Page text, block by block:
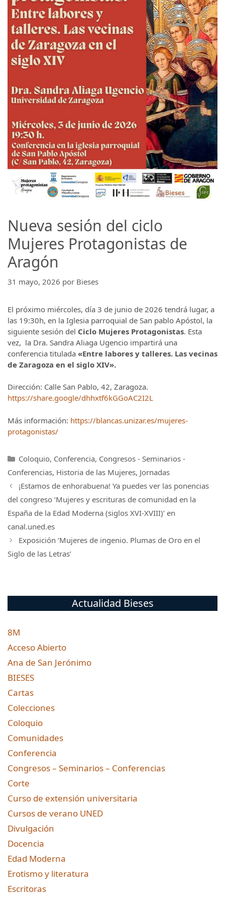
Nueva sesión del ciclo
Mujeres Protagonistas de
Aragón
31 mayo, 2026 por Bieses
El próximo miércoles, día 3 de junio de 2026 tendrá lugar, a
las 19:30h, en la Iglesia parroquial de San pablo Apóstol, la
siguiente sesión del Ciclo Mujeres Protagonistas. Esta
vez, la Dra. Sandra Aliaga Ugencio impartirá una
conferencia titulada «Entre labores y talleres. Las vecinas
de Zaragoza en el siglo XIV».
Dirección: Calle San Pablo, 42, Zaragoza.
https://share.google/dhhxtf6kGGoAC2I2L
Más información: https://blancas.unizar.es/mujeres-
protagonistas/
Categorías
Coloquio, Conferencia, Congresos - Seminarios -
Conferencias, Historia de las Mujeres, Jornadas
¡Estamos de enhorabuena! Ya puedes ver las ponencias
del congreso ‘Mujeres y escrituras de comunidad en la
España de la Edad Moderna (siglos XVI-XVIII)’ en
canal.uned.es
Exposición ‘Mujeres de ingenio. Plumas de Oro en el
Siglo de las Letras’
Actualidad Bieses
8M
Acceso Abierto
Ana de San Jerónimo
BIESES
Cartas
Colecciones
Coloquio
Comunidades
Conferencia
Congresos – Seminarios – Conferencias
Corte
Curso de extensión universitaria
Cursos de verano UNED
Divulgación
Docencia
Edad Moderna
Erotismo y literatura
Escritoras